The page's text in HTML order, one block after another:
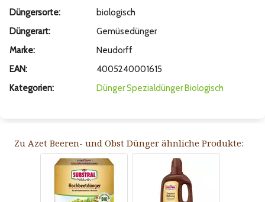
Düngersorte:
biologisch
Düngerart:
Gemüsedünger
Marke:
Neudorff
EAN:
4005240001615
Kategorien:
DüngerSpezialdünger Biologisch
Zu Azet Beeren- und Obst Dünger ähnliche Produkte: